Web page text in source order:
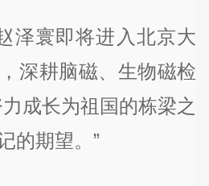
寰即将进入北京大
深耕脑磁、生物磁检
成长为祖国的栋梁之
的期望。”